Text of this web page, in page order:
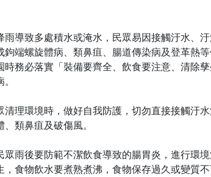
雨導致多處積水或淹水，民眾易因接觸汙水、
鉤端螺旋體病、類鼻疽、腸道傳染病及登革熱
務必落實「裝備要齊全、飲食要注意、清除孳
理環境時，做好自我防護，切勿直接接觸汙水
類鼻疽及破傷風。
眾雨後要防範不潔飲食導致的腸胃炎，進行環
，食物飲水要煮熟煮沸，食物保存過久或變質